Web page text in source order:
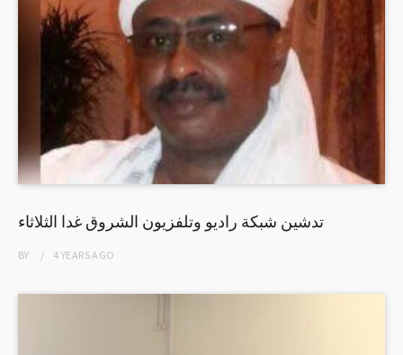
تدشين شبكة راديو وتلفزيون الشروق غدا الثلاثاء
BY 4 YEARSAGO